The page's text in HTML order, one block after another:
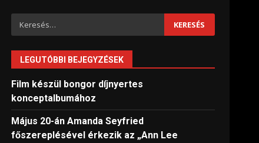
Keresés:
LEGUTÓBBI BEJEGYZÉSEK
Film készül bongor díjnyertes
konceptalbumához
Május 20-án Amanda Seyfried
főszereplésével érkezik az „Ann Lee